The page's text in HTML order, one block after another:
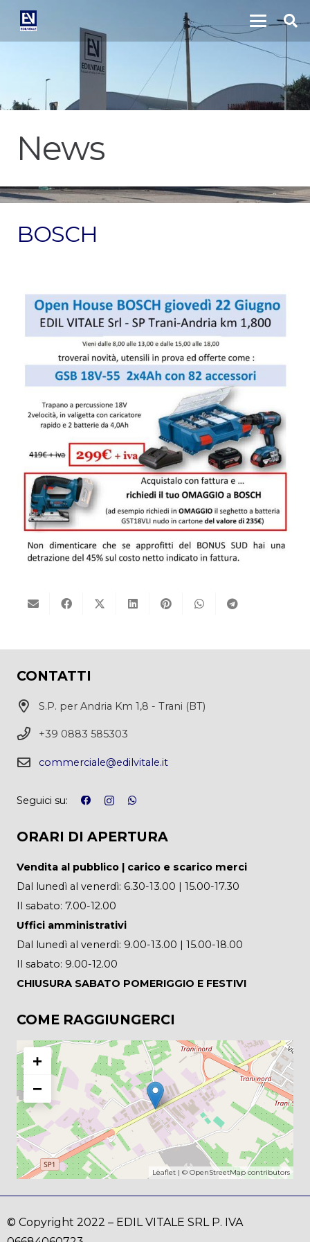
News
BOSCH
CONTATTI
S.P. per Andria Km 1,8 - Trani (BT)
+39 0883 585303
commerciale@edilvitale.it
Seguici su:
ORARI DI APERTURA
Vendita al pubblico | carico e scarico merci
Dal lunedì al venerdì: 6.30-13.00 | 15.00-17.30
Il sabato: 7.00-12.00
Uffici amministrativi
Dal lunedì al venerdì: 9.00-13.00 | 15.00-18.00
Il sabato: 9.00-12.00
CHIUSURA SABATO POMERIGGIO E FESTIVI
COME RAGGIUNGERCI
+
−
Leaflet | © OpenStreetMapcontributors
© Copyright 2022 – EDIL VITALE SRL P. IVA